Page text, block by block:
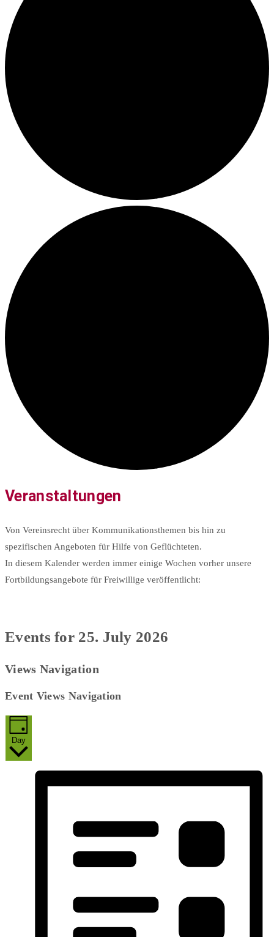
Veranstaltungen
Von Vereinsrecht über Kommunikationsthemen bis hin zu
spezifischen Angeboten für Hilfe von Geflüchteten.
In diesem Kalender werden immer einige Wochen vorher unsere
Fortbildungsangebote für Freiwillige veröffentlicht:
Events for 25. July 2026
Views Navigation
Event Views Navigation
Day